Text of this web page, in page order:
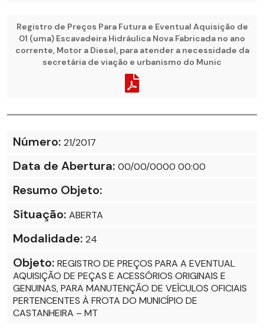
Registro de Preços Para Futura e Eventual Aquisição de
01 (uma) Escavadeira Hidráulica Nova Fabricada no ano
corrente, Motor a Diesel, para atender a necessidade da
secretária de viação e urbanismo do Munic
Número: 21/2017
Data de Abertura: 00/00/0000 00:00
Resumo Objeto:
Situação: ABERTA
Modalidade: 24
Objeto: REGISTRO DE PREÇOS PARA A EVENTUAL
AQUISIÇÃO DE PEÇAS E ACESSÓRIOS ORIGINAIS E
GENUINAS, PARA MANUTENÇÃO DE VEÍCULOS OFICIAIS
PERTENCENTES À FROTA DO MUNICÍPIO DE
CASTANHEIRA – MT